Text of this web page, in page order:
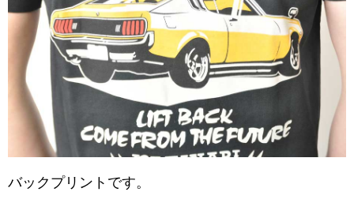
バックプリントです。